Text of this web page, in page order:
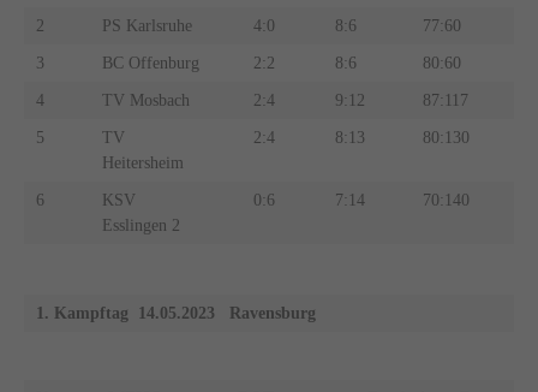
2 PS Karlsruhe 4:0 8:6 77:60
3 BC Offenburg 2:2 8:6 80:60
4 TV Mosbach 2:4 9:12 87:117
5
TV
Heitersheim
2:4 8:13 80:130
6
KSV
Esslingen 2
0:6 7:14 70:140
1. Kampftag 14.05.2023 Ravensburg